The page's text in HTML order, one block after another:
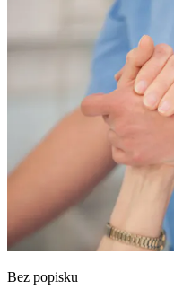
Bez popisku